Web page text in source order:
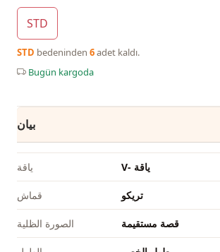
STD
STD bedeninden 6adet kaldı.
Bugün kargoda
بيان
ياقة V- ياقة
قماش تريكو
الصورة الظلية قصة مستقيمة